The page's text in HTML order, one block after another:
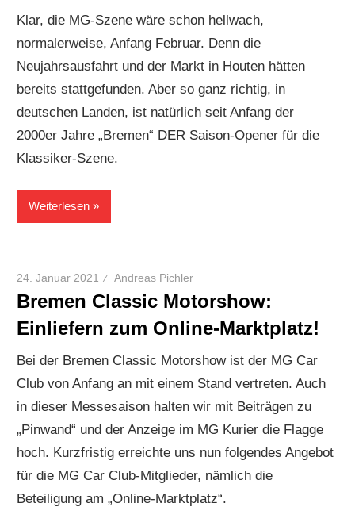
Klar, die MG-Szene wäre schon hellwach,
normalerweise, Anfang Februar. Denn die
Neujahrsausfahrt und der Markt in Houten hätten
bereits stattgefunden. Aber so ganz richtig, in
deutschen Landen, ist natürlich seit Anfang der
2000er Jahre „Bremen“ DER Saison-Opener für die
Klassiker-Szene.
Weiterlesen
24. Januar 2021 Andreas Pichler
Bremen Classic Motorshow:
Einliefern zum Online-Marktplatz!
Bei der Bremen Classic Motorshow ist der MG Car
Club von Anfang an mit einem Stand vertreten. Auch
in dieser Messesaison halten wir mit Beiträgen zu
„Pinwand“ und der Anzeige im MG Kurier die Flagge
hoch. Kurzfristig erreichte uns nun folgendes Angebot
für die MG Car Club-Mitglieder, nämlich die
Beteiligung am „Online-Marktplatz“.